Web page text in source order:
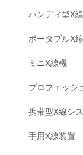
ハンディ型X
ポータブルX
ミニX線機
プロフェッシ
携帯型X線シ
手用X線装置